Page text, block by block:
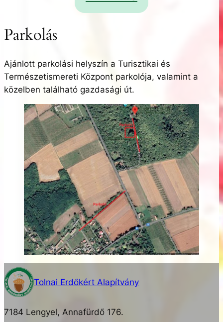
Parkolás
Ajánlott parkolási helyszín a Turisztikai és
Természetismereti Központ parkolója, valamint a
közelben található gazdasági út.
Tolnai Erdőkért Alapítvány
7184 Lengyel, Annafürdő 176.